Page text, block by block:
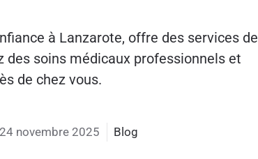
à Lanzarote, offre des services de
des soins médicaux professionnels et
de chez vous.
24 novembre 2025 Blog